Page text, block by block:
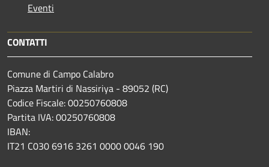
Eventi
CONTATTI
Comune di Campo Calabro
Piazza Martiri di Nassiriya - 89052 (RC)
Codice Fiscale: 00250760808
Partita IVA: 00250760808
IBAN:
IT21 C030 6916 3261 0000 0046 190